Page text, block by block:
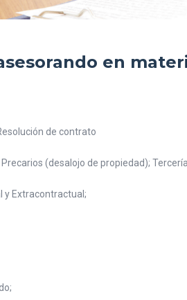
en
de contrato
(desalojo de propiedad);
y Extracontractual;